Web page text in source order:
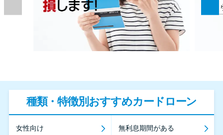
種類・特徴別おすすめカードローン
女性向け 無利息期間がある